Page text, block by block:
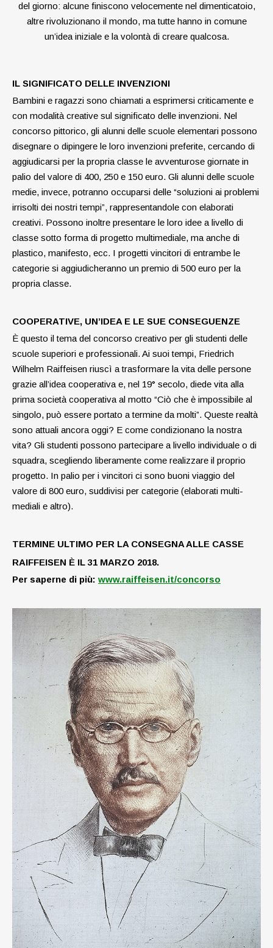
del giorno: alcune finiscono velocemente nel ­dimenticatoio,
altre rivoluzionano il mondo, ma tutte hanno in comune
un’idea iniziale e la volontà di creare qualcosa.
IL SIGNIFICATO DELLE INVENZIONI
Bambini e ragazzi sono chiamati a esprimersi criticamente e
con modalità creative sul significato delle invenzioni. Nel
concorso pittorico, gli alunni delle scuole elementari possono
disegnare o dipingere le loro invenzioni preferite, cercando di
aggiudicarsi per la propria classe le avven­tu­rose giornate in
palio del valore di 400, 250 e 150 euro. Gli alunni delle scuole
medie, invece, potranno occuparsi delle “soluzioni ai problemi
irrisolti dei nostri tempi”, rappresentandole con elaborati
creativi. Possono inoltre presentare le loro idee a livello di
classe sotto forma di progetto multimediale, ma anche di
plastico, manifesto, ecc. I progetti vincitori di entrambe le
categorie si aggiudicheranno un premio di 500 euro per la
propria classe.
COOPERATIVE, UN’IDEA E LE SUE CONSEGUENZE
È questo il tema del concorso creativo per gli studenti delle
scuole superiori e professionali. Ai suoi tempi, Friedrich
Wilhelm Raiffeisen riuscì a trasformare la vita delle persone
grazie all’idea cooperativa e, nel 19° secolo, diede vita alla
prima società cooperativa al motto “Ciò che è impossibile al
singolo, può essere portato a termine da molti”. Queste realtà
sono attuali ancora oggi? E come condizionano la nostra
vita? Gli studenti possono partecipare a livello individuale o di
squadra, scegliendo liberamente come realizzare il proprio
progetto. In palio per i vincitori ci sono buoni viaggio del
valore di 800 euro, suddivisi per categorie (elaborati multi­
mediali e altro).
TERMINE ULTIMO PER LA CONSEGNA ALLE CASSE
RAIFFEISEN È IL 31 MARZO 2018.
Per saperne di più: www.raiffeisen.it/concorso